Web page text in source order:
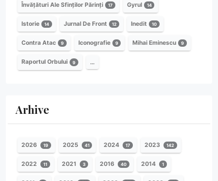
Învățături Ale Sfinților Părinți 17 Gyrul 14
Istorie 14 Jurnal De Front 12 Inedit 10
Contra Atac 9 Iconografie 9 Mihai Eminescu 9
Raportul Orbului 9 …
Arhive
2026 19 2025 41 2024 17 2023 142
2022 11 2021 3 2016 40 2014 1